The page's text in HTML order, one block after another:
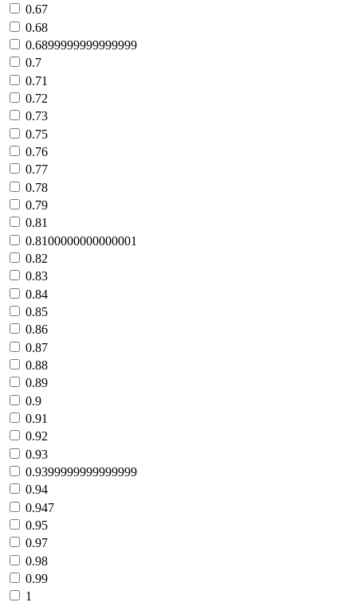
0.67
0.68
0.6899999999999999
0.7
0.71
0.72
0.73
0.75
0.76
0.77
0.78
0.79
0.81
0.8100000000000001
0.82
0.83
0.84
0.85
0.86
0.87
0.88
0.89
0.9
0.91
0.92
0.93
0.9399999999999999
0.94
0.947
0.95
0.97
0.98
0.99
1